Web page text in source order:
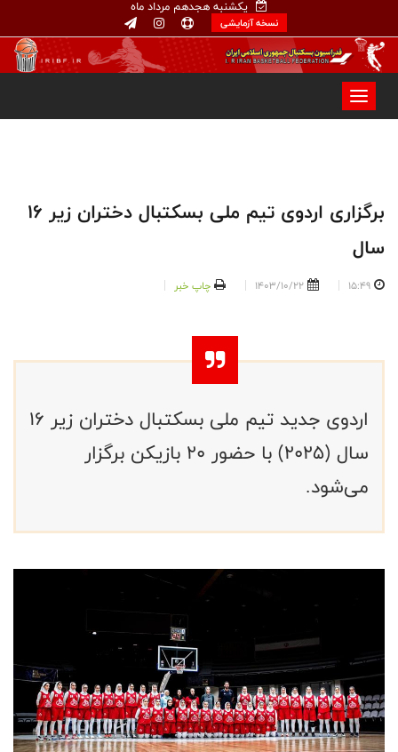
یکشنبه هجدهم مرداد ماه
نسخه آزمایشی
برگزاری اردوی تیم ملی بسکتبال دختران زیر ۱۶
سال
15:49
1403/10/22 چاپ خبر
اردوی جدید تیم ملی بسکتبال دختران زیر ۱۶
سال (۲۰۲۵) با حضور ۲۰ بازیکن برگزار
می‌شود.